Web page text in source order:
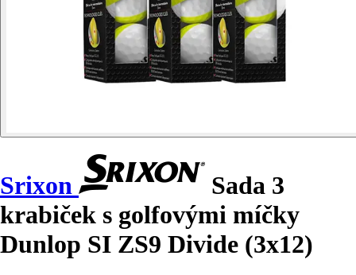
Srixon
Sada 3
krabiček s golfovými míčky
Dunlop SI ZS9 Divide (3x12)